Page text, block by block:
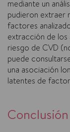
mediante un
pudieron extraer
factores
extracción de
riesgo de CVD
puede
una asociación
latentes de
Conclusión